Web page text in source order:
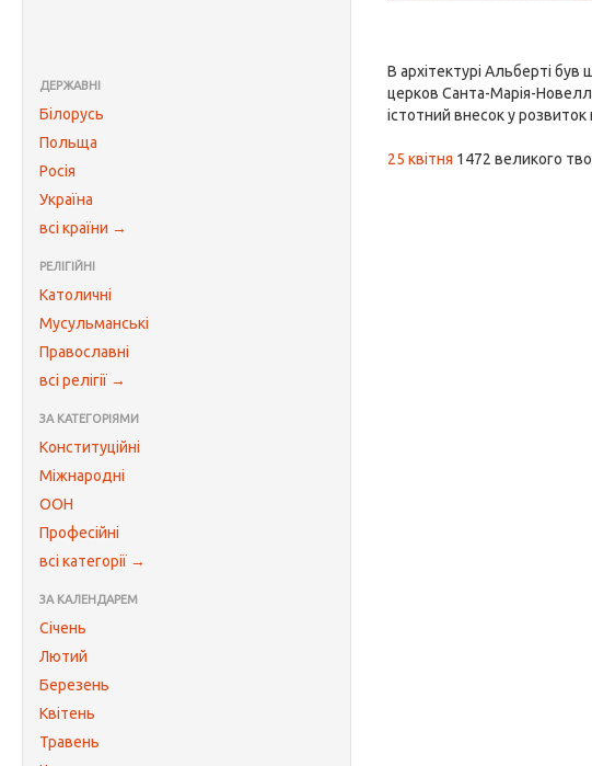
ДЕРЖАВНІ
Білорусь
Польща
Росія
Україна
всі країни →
РЕЛІГІЙНІ
Католичні
Мусульманські
Православні
всі релігії →
ЗА КАТЕГОРІЯМИ
Конституційні
Міжнародні
ООН
Професійні
всі категорії →
ЗА КАЛЕНДАРЕМ
Січень
Лютий
Березень
Квітень
Травень
В архітектурі Альберті
церков Санта-Марія-
істотний внесок у
25 квітня 1472 великого